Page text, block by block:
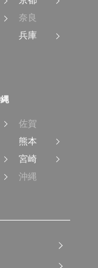
奈良
兵庫
佐賀
熊本
宮崎
沖縄